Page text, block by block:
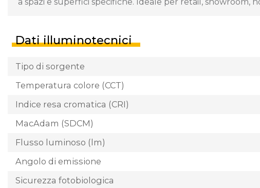
Dati illuminotecnici
Tipo di sorgente
Temperatura colore (CCT)
Indice resa cromatica (CRI)
MacAdam (SDCM)
Flusso luminoso (lm)
Angolo di emissione
Sicurezza fotobiologica